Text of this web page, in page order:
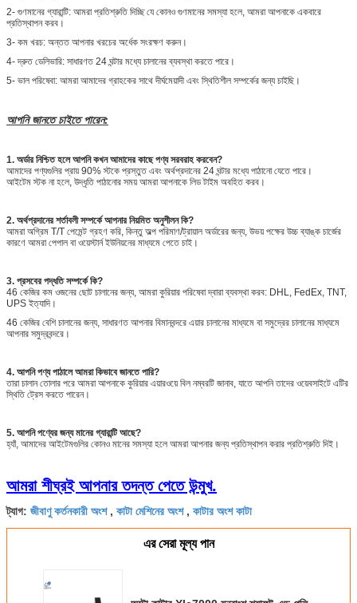
2- গুণমানের গ্যারান্টি: আমরা প্রতিশ্রুতি দিচ্ছি যে কোনও গুণমানের সমস্যা হলে, আমরা আপনাকে একবারে
প্রতিস্থাপন করব।
3- কম খরচ: অন্তত আপনার খরচের অর্ধেক সংরক্ষণ করুন।
4- দ্রুত ডেলিভারি: সাধারণত 24 ঘন্টার মধ্যে চালানের ব্যবস্থা করতে পারে।
5- ভাল পরিষেবা: আমরা আমাদের গ্রাহকের সাথে দীর্ঘমেয়াদী এবং স্থিতিশীল সম্পর্কের জন্য চাইছি।
আপনি জানতে চাইতে পারেন:
1. অর্ডার নিশ্চিত হলে আপনি কখন আমাদের কাছে পণ্য সরবরাহ করবেন?
আমাদের পণ্যগুলির প্রায় 90% স্টকে প্রস্তুত এবং অর্থপ্রদানের 24 ঘন্টার মধ্যে পাঠানো যেতে পারে।
আইটেম স্টক না হলে, উদ্ধৃতি পাঠানোর সময় আমরা আপনাকে লিড টাইম অবহিত করব।
2. অর্থপ্রদানের শর্তাবলী সম্পর্কে আপনার নিয়মিত অনুশীলন কি?
আমরা অগ্রিম T/T পেমেন্ট গ্রহণ করি, কিন্তু অল্প পরিমাণ/ট্রায়াল অর্ডারের জন্য, উভয় পক্ষের উচ্চ ব্যাঙ্ক চার্জের
কারণে আমরা পেপাল বা ওয়েস্টার্ন ইউনিয়নের মাধ্যমে পেতে চাই।
3. প্রসবের পদ্ধতি সম্পর্কে কি?
46 কেজির কম ওজনের ছোট চালানের জন্য, আমরা কুরিয়ার পরিষেবা দ্বারা ব্যবস্থা করব: DHL, FedEx, TNT,
UPS ইত্যাদি।
46 কেজির বেশি চালানের জন্য, সাধারণত আপনার বিমানবন্দরে এয়ার চালানের মাধ্যমে বা সমুদ্রের চালানের মাধ্যমে
আপনার সমুদ্রবন্দরে।
4. আপনি পণ্য পাঠালে আমরা কিভাবে জানতে পারি?
তারা চালান তোলার পরে আমরা আপনাকে কুরিয়ার এয়ারওয়ে বিল নম্বরটি জানাব, যাতে আপনি তাদের ওয়েবসাইটে এটির
স্থিতি ট্রেস করতে পারেন।
5. আপনি পণ্যের জন্য মানের গ্যারান্টি আছে?
হ্যাঁ, আমাদের আইটেমগুলির কোনও মানের সমস্যা হলে আমরা আপনার জন্য প্রতিস্থাপন করার প্রতিশ্রুতি দিই।
আমরা শীঘ্রই আপনার তদন্ত পেতে উন্মুখ.
ট্যাগ: জীবাণু কর্তনকারী অংশ, কাটা মেশিনের অংশ, কাটার অংশ কাটা
এর সেরা মূল্য পান